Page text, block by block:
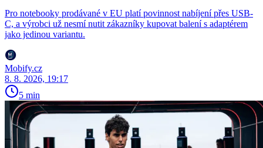
Pro notebooky prodávané v EU platí povinnost nabíjení přes USB-
C, a výrobci už nesmí nutit zákazníky kupovat balení s adaptérem
jako jedinou variantu.
Mobify.cz
8. 8. 2026, 19:17
5 min